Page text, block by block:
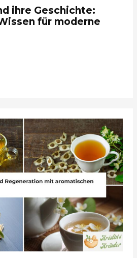
ihre Geschichte:
für moderne